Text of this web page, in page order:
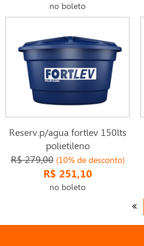
no boleto
Reserv.p/agua fortlev 150lts
polietileno
R$ 279,00 (10% de desconto)
R$ 251,10
no boleto